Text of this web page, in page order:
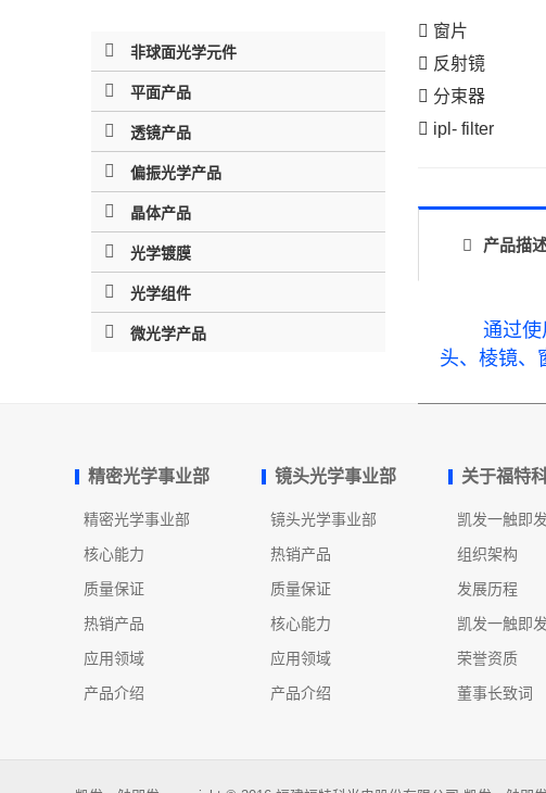
非球面光学元件
平面产品
透镜产品
偏振光学产品
晶体产品
光学镀膜
光学组件
微光学产品
窗片
反射镜
分束器
ipl- filter
产品描
通过使用
头、棱镜、
精密光学事业部
精密光学事业部
核心能力
质量保证
热销产品
应用领域
产品介绍
镜头光学事业部
镜头光学事业部
热销产品
质量保证
核心能力
应用领域
产品介绍
关于福特
凯发一触即
组织架构
发展历程
凯发一触即
荣誉资质
董事长致词